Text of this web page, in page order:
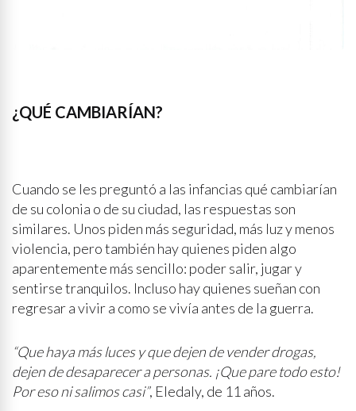
¿QUÉ CAMBIARÍAN?
Cuando se les preguntó a las infancias qué cambiarían
de su colonia o de su ciudad, las respuestas son
similares. Unos piden más seguridad, más luz y menos
violencia, pero también hay quienes piden algo
aparentemente más sencillo: poder salir, jugar y
sentirse tranquilos. Incluso hay quienes sueñan con
regresar a vivir a como se vivía antes de la guerra.
“Que haya más luces y que dejen de vender drogas,
dejen de desaparecer a personas. ¡Que pare todo esto!
Por eso ni salimos casi”, Eledaly, de 11 años.